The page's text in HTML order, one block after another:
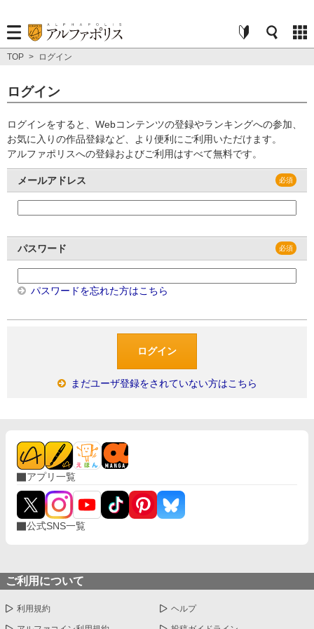
TOP > ログイン
ログイン
ログインをすると、Webコンテンツの登録やランキングへの参加、
お気に入りの作品登録など、より便利にご利用いただけます。
アルファポリスへの登録およびご利用はすべて無料です。
メールアドレス
パスワード
パスワードを忘れた方はこちら
まだユーザ登録をされていない方はこちら
アプリ一覧
公式SNS一覧
ご利用について
利用規約 ヘルプ